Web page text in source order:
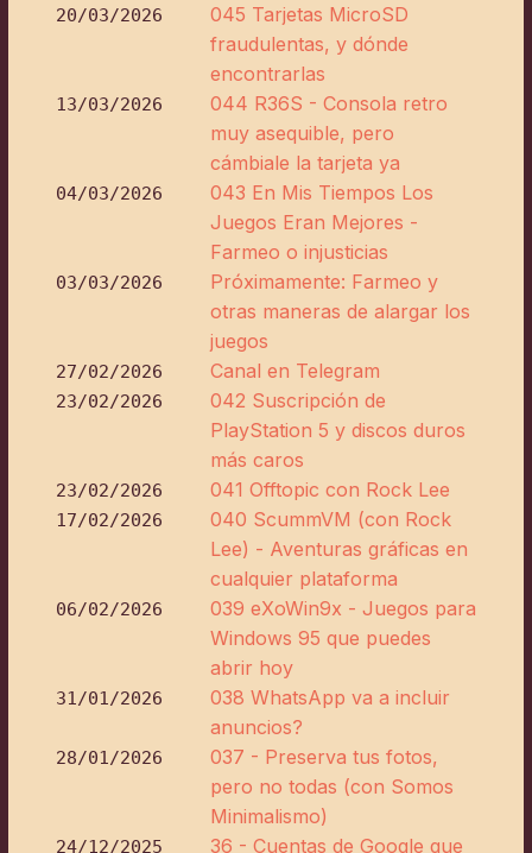
20/03/2026
045 Tarjetas MicroSD
fraudulentas, y dónde
encontrarlas
13/03/2026
044 R36S - Consola retro
muy asequible, pero
cámbiale la tarjeta ya
04/03/2026
043 En Mis Tiempos Los
Juegos Eran Mejores -
Farmeo o injusticias
03/03/2026
Próximamente: Farmeo y
otras maneras de alargar los
juegos
27/02/2026 Canal en Telegram
23/02/2026
042 Suscripción de
PlayStation 5 y discos duros
más caros
23/02/2026 041 Offtopic con Rock Lee
17/02/2026
040 ScummVM (con Rock
Lee) - Aventuras gráficas en
cualquier plataforma
06/02/2026
039 eXoWin9x - Juegos para
Windows 95 que puedes
abrir hoy
31/01/2026
038 WhatsApp va a incluir
anuncios?
28/01/2026
037 - Preserva tus fotos,
pero no todas (con Somos
Minimalismo)
24/12/2025 36 - Cuentas de Google que